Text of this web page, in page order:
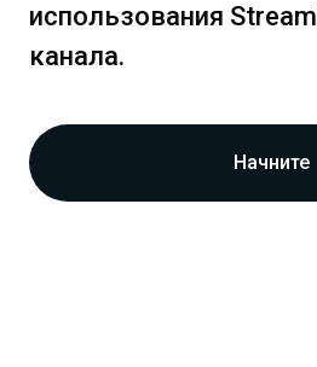
использования
канала.
Начните